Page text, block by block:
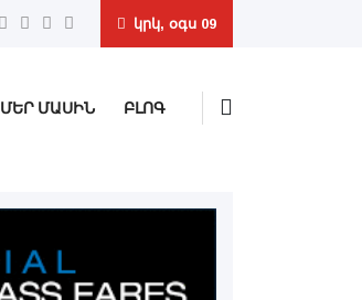
կրկ, օգս 09
ՄԵՐ ՄԱՍԻՆ
ԲԼՈԳ